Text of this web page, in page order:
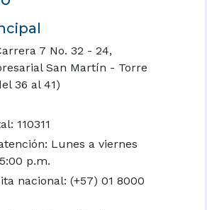
7 No. 32 - 24,
San Martín - Torre
36 al 41)
110311
Lunes a viernes
p.m.
nacional: (+57) 01 8000